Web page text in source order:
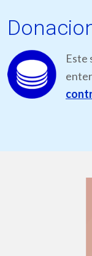
Este